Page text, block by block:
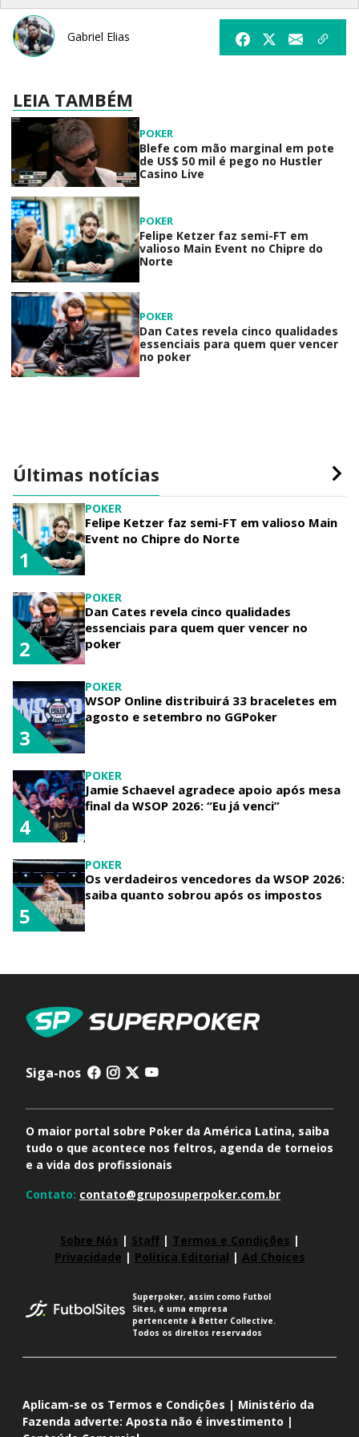
Gabriel Elias
LEIA TAMBÉM
POKER
Blefe com mão marginal em pote
de US$ 50 mil é pego no Hustler
Casino Live
POKER
Felipe Ketzer faz semi-FT em
valioso Main Event no Chipre do
Norte
POKER
Dan Cates revela cinco qualidades
essenciais para quem quer vencer
no poker
Últimas notícias
POKER
Felipe Ketzer faz semi-FT em valioso Main
Event no Chipre do Norte
1
POKER
Dan Cates revela cinco qualidades
essenciais para quem quer vencer no
poker
2
POKER
WSOP Online distribuirá 33 braceletes em
agosto e setembro no GGPoker
3
POKER
Jamie Schaevel agradece apoio após mesa
final da WSOP 2026: “Eu já venci”
4
POKER
Os verdadeiros vencedores da WSOP 2026:
saiba quanto sobrou após os impostos
5
Siga-nos
O maior portal sobre Poker da América Latina, saiba
tudo o que acontece nos feltros, agenda de torneios
e a vida dos profissionais
Contato: contato@gruposuperpoker.com.br
Sobre Nós | Staff| Termos e Condições |
Privacidade | Política Editorial | Ad Choices
Superpoker, assim como Futbol
Sites, é uma empresa
pertencente à Better Collective.
Todos os direitos reservados
Aplicam-se os Termos e Condições | Ministério da
Fazenda adverte: Aposta não é investimento |